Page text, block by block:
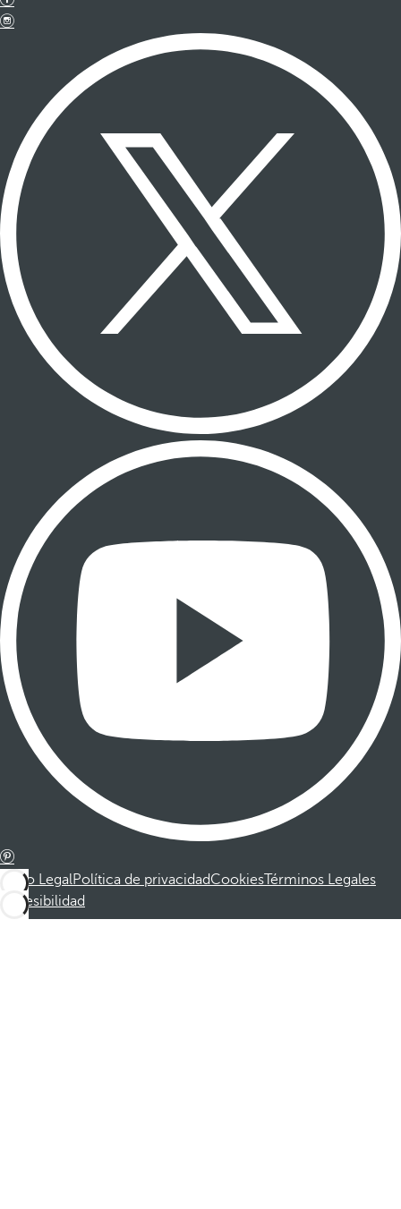
Aviso LegalPolítica de privacidadCookiesTérminos Legales
Accesibilidad